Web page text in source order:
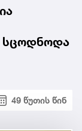
სცოდნოდა
49 წუთის წინ